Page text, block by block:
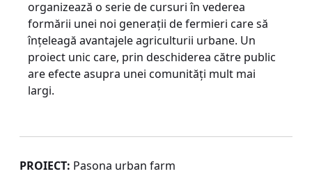
organizează o serie de cursuri în vede­rea
formării unei noi generaţii de fermieri care să
înţeleagă avantajele agriculturii urbane. Un
proiect unic care, prin deschiderea către public
are efecte asupra unei comunităţi mult mai
largi.
PROIECT: Pasona urban farm